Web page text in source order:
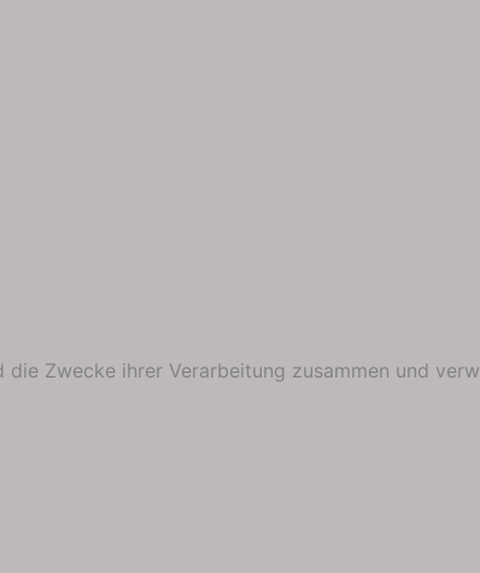
Zwecke ihrer Verarbeitung zusammen und